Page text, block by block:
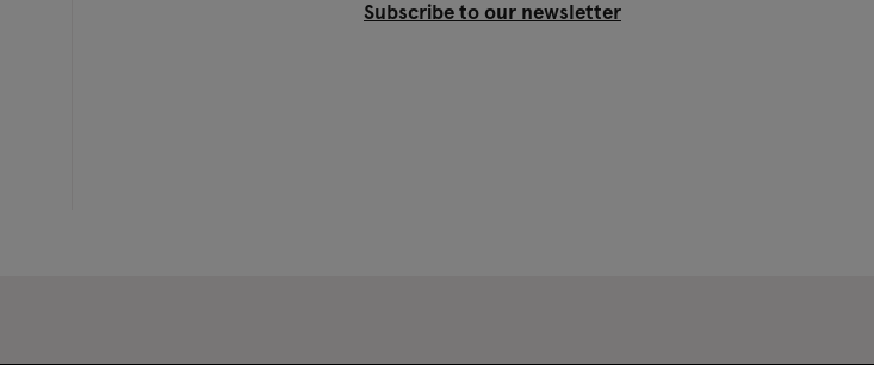
Subscribe to our newsletter